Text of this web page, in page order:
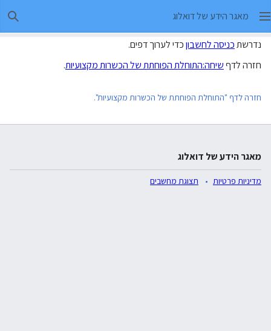
מאגר הידע של דואלוג
נדרשתכניסה לחשבוןכדי לערוך דפים.
חזרה לדףשיחה:התוחלת הפוחתת של הכשרות מקצועיות.
חזרה לדף "התוחלת הפוחתת של הכשרות מקצועיות".
מאגר הידע של דואלוג
מדיניות פרטיות תצוגת מחשבים